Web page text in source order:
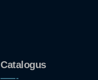
Catalogus